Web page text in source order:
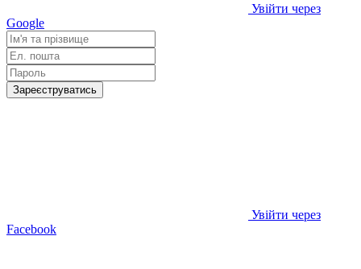
Увійти через
Google
Зареєструватись
Увійти через
Facebook